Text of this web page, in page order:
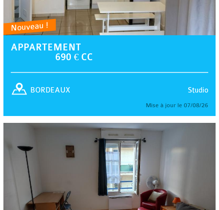
Nouveau !
APPARTEMENT
690 € CC
Studio
BORDEAUX
Mise à jour le 07/08/26